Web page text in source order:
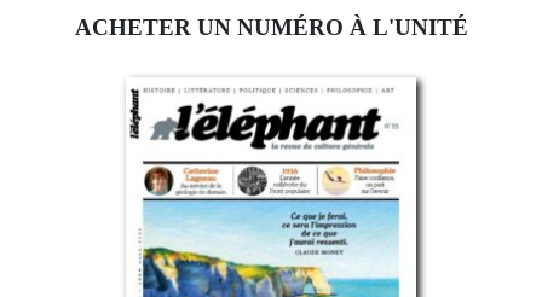
-
série
-
2019
ACHETER UN NUMÉRO À L'UNITÉ